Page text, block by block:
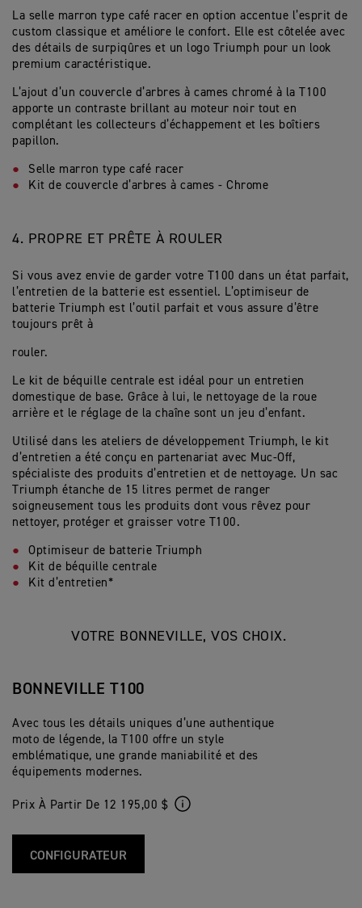
La selle marron type café racer en option accentue l’esprit de
custom classique et améliore le confort. Elle est côtelée avec
des détails de surpiqûres et un logo Triumph pour un look
premium caractéristique.
L’ajout d’un couvercle d’arbres à cames chromé à la T100
apporte un contraste brillant au moteur noir tout en
complétant les collecteurs d’échappement et les boîtiers
papillon.
Selle marron type café racer
Kit de couvercle d’arbres à cames - Chrome
4. PROPRE ET PRÊTE À ROULER
Si vous avez envie de garder votre T100 dans un état parfait,
l’entretien de la batterie est essentiel. L’optimiseur de
batterie Triumph est l’outil parfait et vous assure d’être
toujours prêt à
rouler.
Le kit de béquille centrale est idéal pour un entretien
domestique de base. Grâce à lui, le nettoyage de la roue
arrière et le réglage de la chaîne sont un jeu d’enfant.
Utilisé dans les ateliers de développement Triumph, le kit
d’entretien a été conçu en partenariat avec Muc-Off,
spécialiste des produits d’entretien et de nettoyage. Un sac
Triumph étanche de 15 litres permet de ranger
soigneusement tous les produits dont vous rêvez pour
nettoyer, protéger et graisser votre T100.
Optimiseur de batterie Triumph
Kit de béquille centrale
Kit d’entretien*
VOTRE BONNEVILLE, VOS CHOIX.
BONNEVILLE T100
Avec tous les détails uniques d’une authentique
moto de légende, la T100 offre un style
emblématique, une grande maniabilité et des
équipements modernes.
Prix À Partir De 12 195,00 $
CONFIGURATEUR